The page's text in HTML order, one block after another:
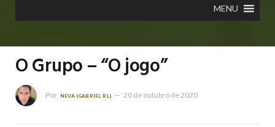
MENU
O Grupo – “O jogo”
Por NEVA (GABRIEL RL) 20 de outubro de 2020